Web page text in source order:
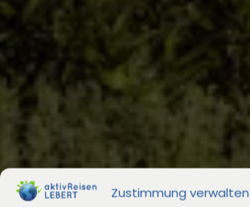
Zustimmung verwalten